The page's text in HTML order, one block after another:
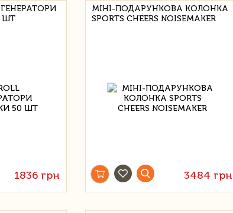
ШТ
1836 грн
МІНІ-ПОДАРУНКОВА КОЛОНКА
SPORTS CHEERS NOISEMAKER
3484 грн